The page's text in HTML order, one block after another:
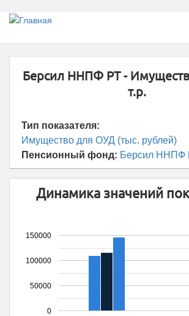
Перейти
основному
содержанию
Берсил ННПФ РТ -
т.р.
Тип показателя:
Имущество для ОУД (тыс. рублей)
Пенсионный фонд: Берсил ННПФ
Динамика значений
0
50000
100000
150000